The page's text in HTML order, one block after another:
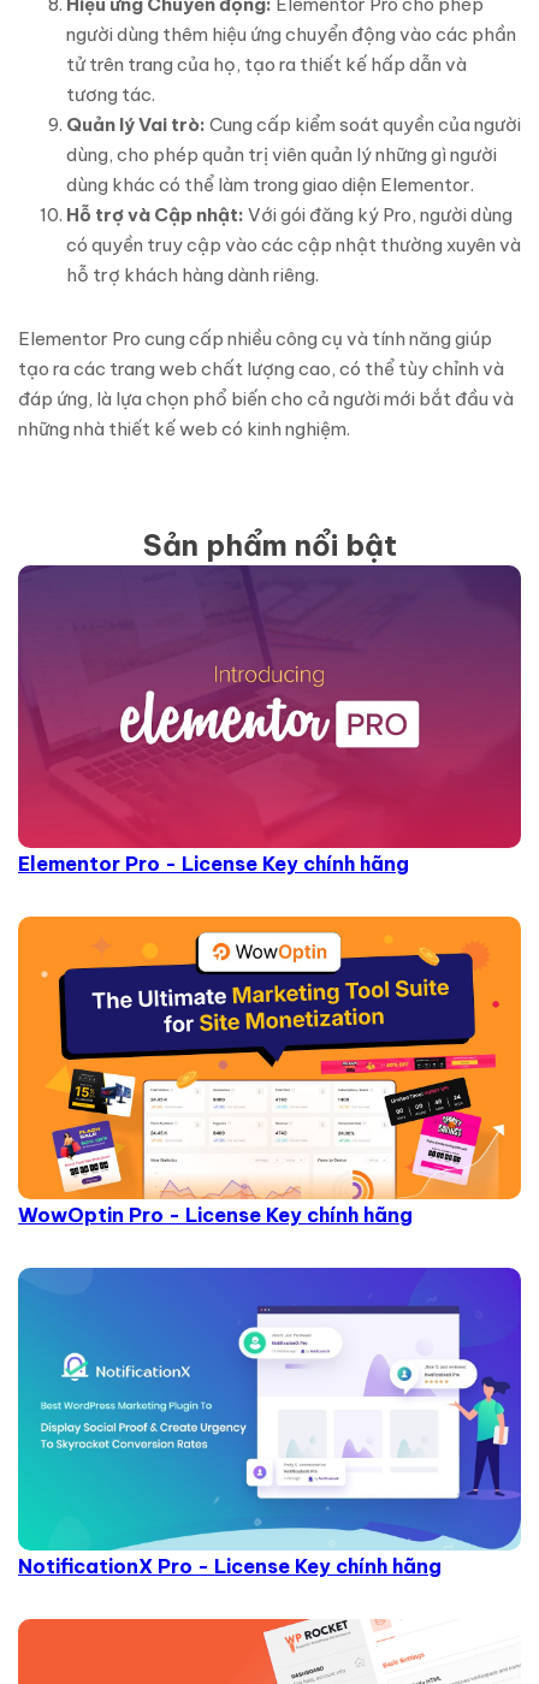
người dùng thêm hiệu ứng chuyển động vào các phần
tử trên trang của họ, tạo ra thiết kế hấp dẫn và
tương tác.
Quản lý Vai trò: Cung cấp kiểm soát quyền của người
dùng, cho phép quản trị viên quản lý những gì người
dùng khác có thể làm trong giao diện Elementor.
Hỗ trợ và Cập nhật: Với gói đăng ký Pro, người dùng
có quyền truy cập vào các cập nhật thường xuyên và
hỗ trợ khách hàng dành riêng.
Elementor Pro cung cấp nhiều công cụ và tính năng giúp
tạo ra các trang web chất lượng cao, có thể tùy chỉnh và
đáp ứng, là lựa chọn phổ biến cho cả người mới bắt đầu và
những nhà thiết kế web có kinh nghiệm.
Sản phẩm nổi bật
Elementor Pro - License Key chính hãng
WowOptin Pro - License Key chính hãng
NotificationX Pro - License Key chính hãng